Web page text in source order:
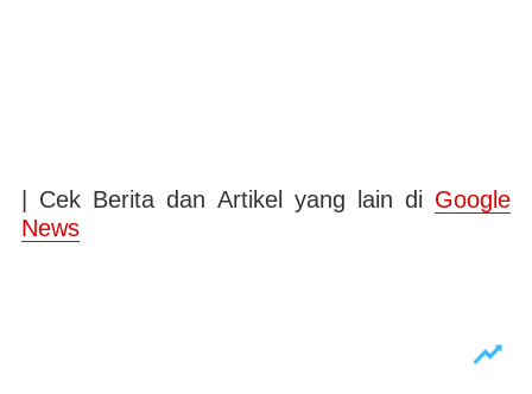
| Cek Berita dan Artikel yang lain di Google
News